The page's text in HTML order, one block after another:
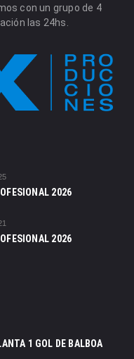
con un grupo de 4
las 24hs.
2026
2026
1 GOL DE BALBOA